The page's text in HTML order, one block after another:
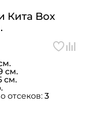
Кита Box
см.
см.
отсеков: 3